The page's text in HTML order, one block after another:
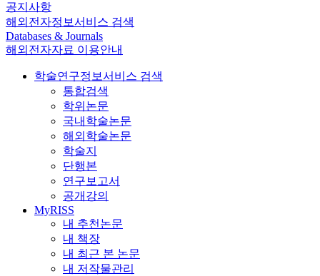
공지사항
해외전자정보서비스 검색
Databases & Journals
해외전자자료 이용안내
학술연구정보서비스 검색
통합검색
학위논문
국내학술논문
해외학술논문
학술지
단행본
연구보고서
공개강의
MyRISS
내 추천논문
내 책장
내 최근 본 논문
내 저작물관리